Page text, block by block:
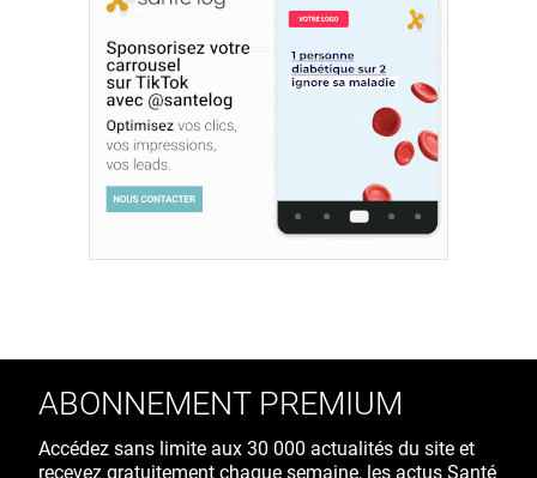
ABONNEMENT PREMIUM
Accédez sans limite aux 30 000 actualités du site et
recevez gratuitement chaque semaine, les actus Santé